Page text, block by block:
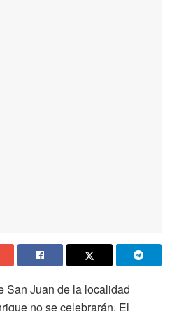
San Juan de la localidad
no se celebrarán. El